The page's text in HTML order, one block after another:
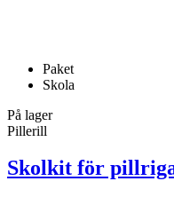
Paket
Skola
På lager
Pillerill
Skolkit för